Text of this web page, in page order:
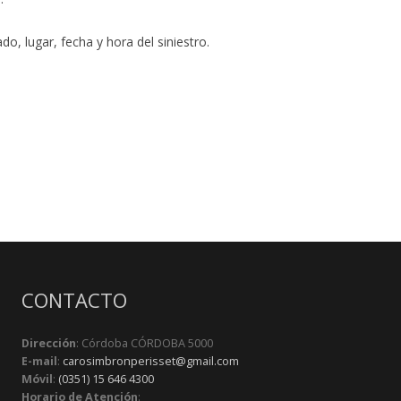
lugar, fecha y hora del siniestro.
CONTACTO
Dirección: Córdoba CÓRDOBA 5000
E-mail: carosimbronperisset@gmail.com
Móvil: (0351) 15 646 4300
Horario de Atención: